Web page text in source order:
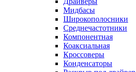
Мидбасы
Широкополосники
Среднечастотники
Компонентная
Коаксиальная
Кроссоверы
Конденсаторы